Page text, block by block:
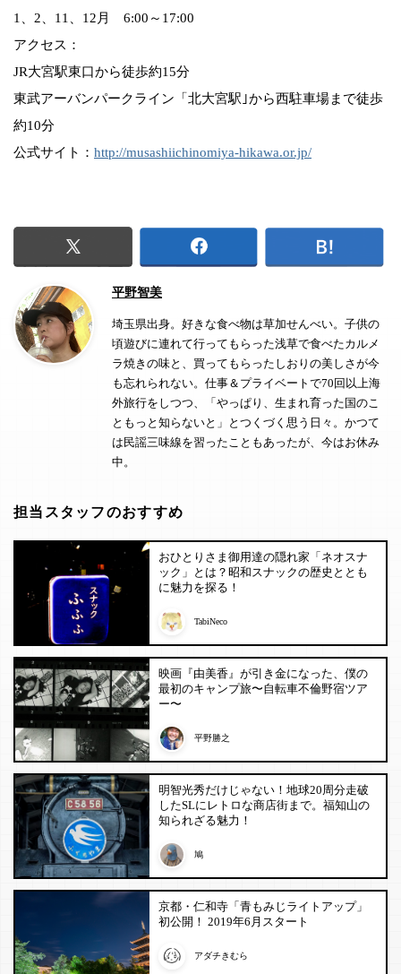
1、2、11、12月 6:00～17:00
アクセス：
JR大宮駅東口から徒歩約15分
東武アーバンパークライン「北大宮駅｣から西駐車場まで徒歩
約10分
公式サイト： http://musashiichinomiya-hikawa.or.jp/
平野智美
埼玉県出身。好きな食べ物は草加せんべい。子供の
頃遊びに連れて行ってもらった浅草で食べたカルメ
ラ焼きの味と、買ってもらったしおりの美しさが今
も忘れられない。仕事＆プライベートで70回以上海
外旅行をしつつ、「やっぱり、生まれ育った国のこ
ともっと知らないと」とつくづく思う日々。かつて
は民謡三味線を習ったこともあったが、今はお休み
中。
担当スタッフのおすすめ
おひとりさま御用達の隠れ家「ネオスナ
ック」とは？昭和スナックの歴史ととも
に魅力を探る！
TabiNeco
映画『由美香』が引き金になった、僕の
最初のキャンプ旅〜自転車不倫野宿ツア
ー〜
平野勝之
明智光秀だけじゃない！地球20周分走破
したSLにレトロな商店街まで。福知山の
知られざる魅力！
鳩
京都・仁和寺「青もみじライトアップ」
初公開！ 2019年6月スタート
アダチきむら